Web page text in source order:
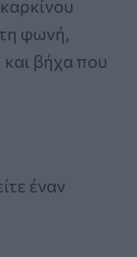
φωνή,
βήχα που
έναν